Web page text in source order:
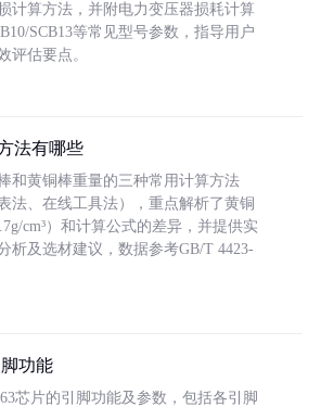
计算方法，并附电力变压器损耗计算
SCB13等常见型号参数，指导用户
评估要点。
法有哪些
和黄铜棒重量的三种常用计算方法
法、在线工具法），重点解析了黄铜
cm³）和计算公式的差异，并提供实
析及选材建议，数据参考GB/T 4423-
功能
芯片的引脚功能及参数，包括各引脚